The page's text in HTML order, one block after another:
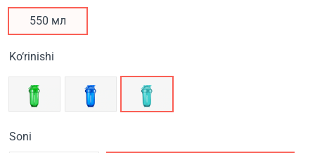
550 мл
Ko‘rinishi
Soni